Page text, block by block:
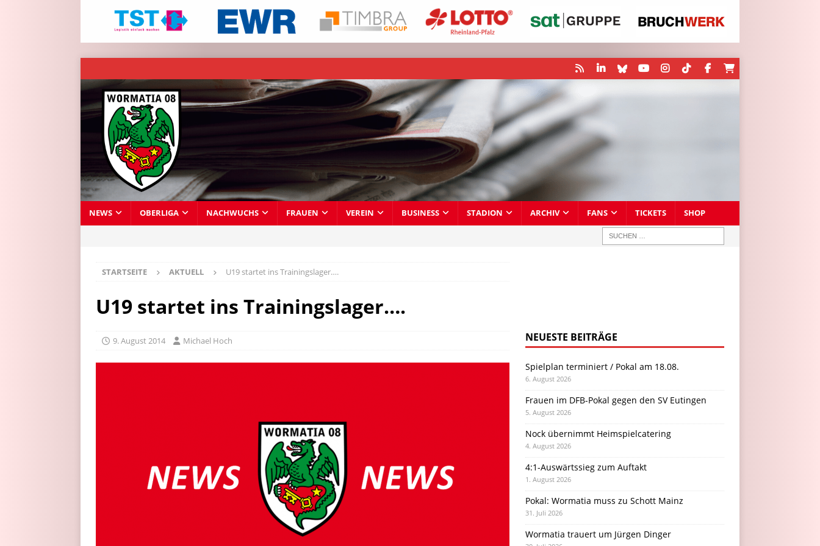
NEWS OBERLIGA NACHWUCHS FRAUEN VEREIN BUSINESS STADION ARCHIV FANS TICKETS SHOP
STARTSEITE AKTUELL U19 startet ins Trainingslager….
U19 startet ins Trainingslager….
9. August 2014 Michael Hoch NEUESTE BEITRÄGE
Spielplan terminiert / Pokal am 18.08.
6. August 2026
Frauen im DFB-Pokal gegen den SV Eutingen
5. August 2026
Nock übernimmt Heimspielcatering
4. August 2026
4:1-Auswärtssieg zum Auftakt
1. August 2026
Pokal: Wormatia muss zu Schott Mainz
31. Juli 2026
Wormatia trauert um Jürgen Dinger